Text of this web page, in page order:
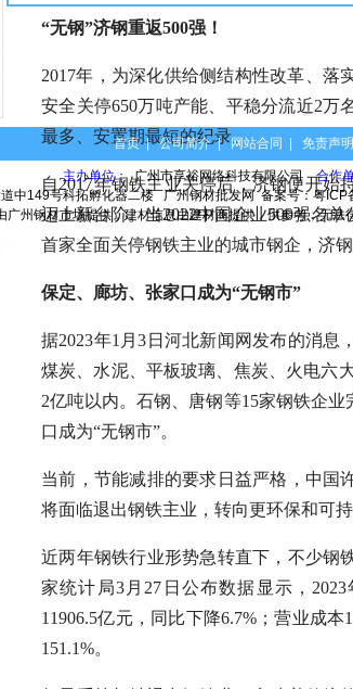
“无钢”济钢重返500强！
2017年，为深化供给侧结构性改革、落
安全关停650万吨产能、平稳分流近2万
最多、安置期最短的纪录。
自2017年钢铁主业关停后，济钢便开
迈上新台阶。当2022中国企业500强名
首家全面关停钢铁主业的城市钢企，济
保定、廊坊、张家口成为“无钢市”
据2023年1月3日河北新闻网发布的消息
煤炭、水泥、平板玻璃、焦炭、火电六
2亿吨以内。石钢、唐钢等15家钢铁企
口成为“无钢市”。
当前，节能减排的要求日益严格，中国
将面临退出钢铁主业，转向更环保和可持
近两年钢铁行业形势急转直下，不少钢
家统计局3月27日公布数据显示，
11906.5亿元，同比下降6.7%；营业成
151.1%。
首页|公司简介| 网站合同 免责声明
主办单位： 广州市享裕网络科技有限公司 合作
道中149号科拓孵化器二楼广州钢材批发网备案号：粤ICP
广州钢材市场提供，建材信息由建材商提供，供参考，无